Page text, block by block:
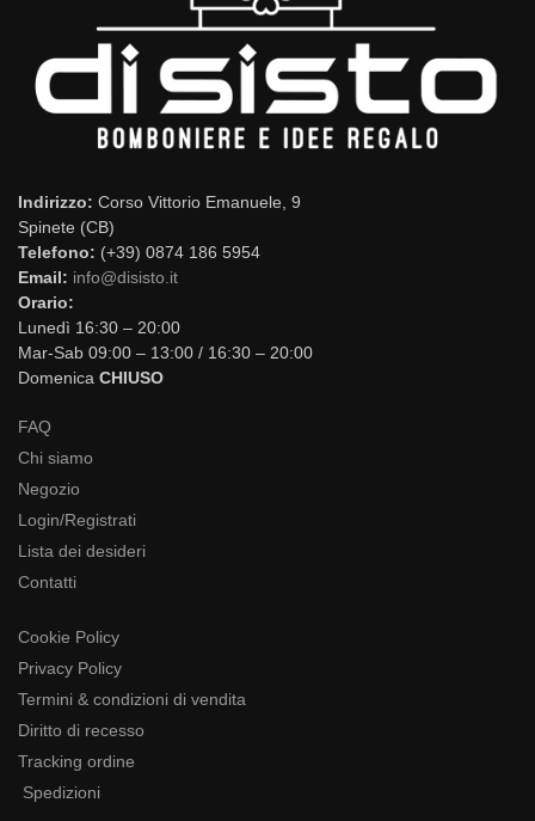
Indirizzo: Corso Vittorio Emanuele, 9
Spinete (CB)
Telefono: (+39) 0874 186 5954
Email: info@disisto.it
Orario:
Lunedì 16:30 – 20:00
Mar-Sab 09:00 – 13:00 / 16:30 – 20:00
Domenica CHIUSO
FAQ
Chi siamo
Negozio
Login/Registrati
Lista dei desideri
Contatti
Cookie Policy
Privacy Policy
Termini & condizioni di vendita
Diritto di recesso
Tracking ordine
Spedizioni